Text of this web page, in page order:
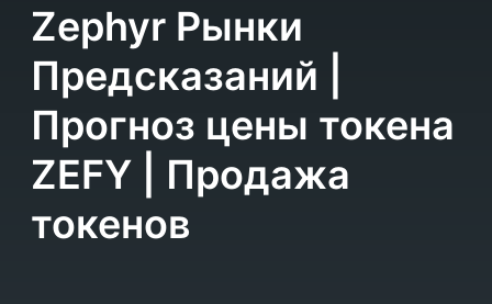
Zephyr Рынки
Предсказаний |
Прогноз цены токена
ZEFY | Продажа
токенов